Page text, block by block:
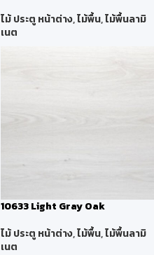
ไม้ ประตู หน้าต่าง,ไม้พื้น,ไม้พื้นลามิ
เนต
10633 Light Gray Oak
ไม้ ประตู หน้าต่าง,ไม้พื้น,ไม้พื้นลามิ
เนต